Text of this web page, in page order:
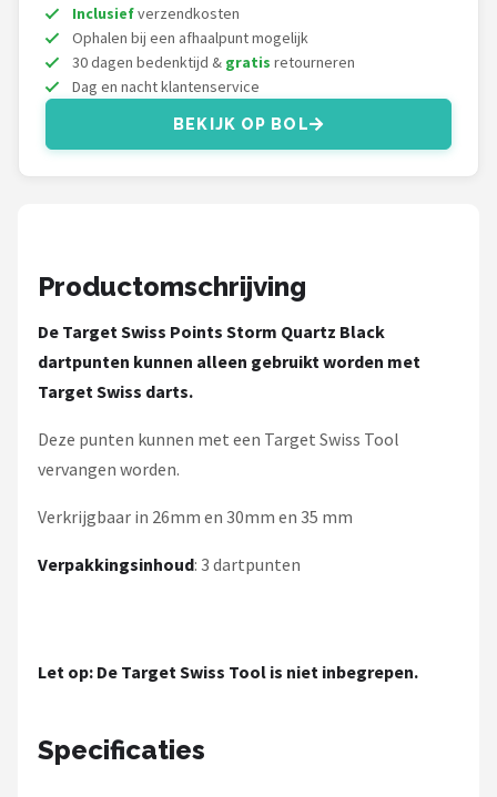
Winmau
Bull's
Dart
KOTO
Red Dragon
Alle merken →
Inclusiefverzendkosten
Ophalen bij een afhaalpunt mogelijk
30 dagen bedenktijd & gratis retourneren
Dag en nacht klantenservice
BEKIJK OP BOL
Productomschrijving
De Target Swiss Points Storm Quartz Black
dartpunten kunnen alleen gebruikt worden met
Target Swiss darts.
Deze punten kunnen met een Target Swiss Tool
vervangen worden.
Verkrijgbaar in 26mm en 30mm en 35 mm
Verpakkingsinhoud: 3 dartpunten
Let op: De Target Swiss Tool is niet inbegrepen.
Specificaties